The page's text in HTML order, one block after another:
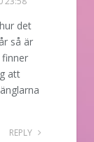
det
så är
att
REPLY